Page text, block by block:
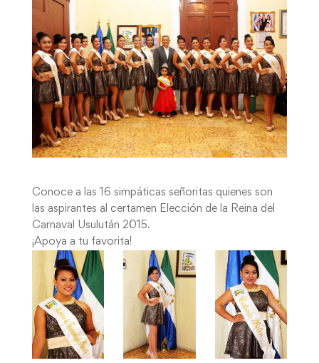
Conoce a las 16 simpáticas señoritas quienes son
las aspirantes al certamen Elección de la Reina del
Carnaval Usulután 2015.
¡Apoya a tu favorita!